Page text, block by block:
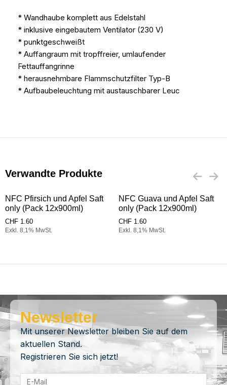
* Wandhaube komplett aus Edelstahl
* inklusive eingebautem Ventilator (230 V)
* punktgeschweißt
* Auffangraum mit tropffreier, umlaufender
Fettauffangrinne
* herausnehmbare Flammschutzfilter Typ-B
* Aufbaubeleuchtung mit austauschbarer Leuc
Verwandte Produkte
NFC Pfirsich und Apfel Saft
only (Pack 12x900ml)
CHF 1.60
Exkl. 8,1% MwSt.
NFC Guava und Apfel Saft
only (Pack 12x900ml)
CHF 1.60
Exkl. 8,1% MwSt.
Newsletter
Mit unserer Newsletter bleiben Sie auf dem
aktuellen Stand.
Registrieren Sie sich jetzt!